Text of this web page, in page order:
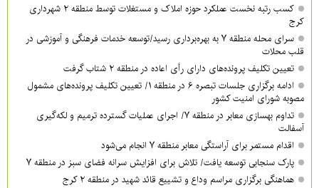
کسب رتبه نخست عملکرد حوزه املاک و مستغلات توسط منطقه ۲ شهرداری
کرج
سرای محله منطقه ۷ به بهره‌برداری رسید/توسعه خدمات فرهنگی و آموزشی در
قلب محلات
تعیین تکلیف پرونده‌های دارای رأی اعاده در منطقه ۲ شتاب گرفت
ادامه برگزاری جلسات تبصره ۶ در منطقه ۱/ تعیین تکلیف پرونده‌های مشمول
مصوبه شورای امنیت کشور
تداوم بهسازی معابر در منطقه ۷/ اجرای عملیات گسترده ترمیم و لکه‌گیری
آسفالت
اقدام مستمر برای آراستگی معابر منطقه ۷ انجام می‌شود
پارک سنجابی توسعه یافت/ تلاش برای افزایش سرانه فضای سبز در منطقه ۷
هماهنگی برگزاری مراسم وداع و تشییع قائد شهید در منطقه ۲ کرج